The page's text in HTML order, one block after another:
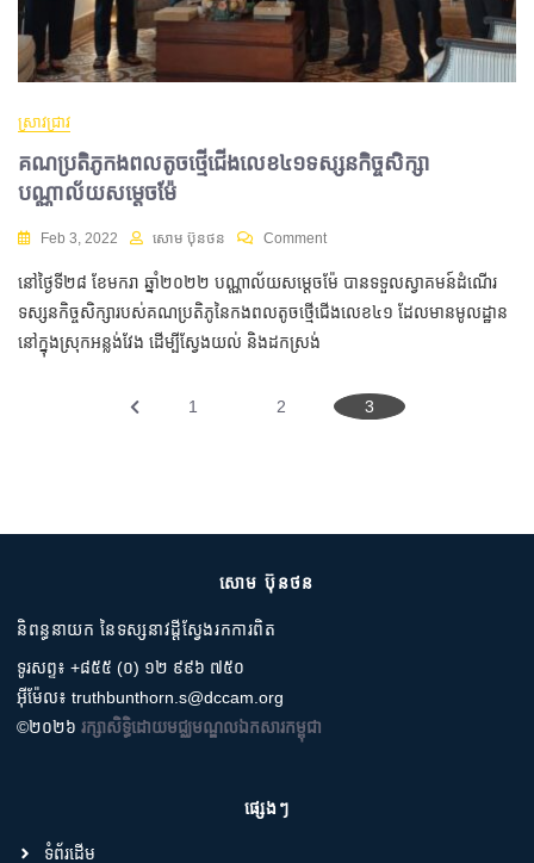
ស្រាវជ្រាវ
គណប្រតិភូកងពលតូចថ្មើជើងលេខ៤១ទស្សនកិច្ចសិក្សា
បណ្ណាល័យសម្តេចម៉ែ
Feb 3, 2022 សោម ប៊ុនថន Comment
នៅ​ថ្ងៃទី​២៨ ខែមករា ឆ្នាំ​២០២២ បណ្ណាល័យ​សម្តេចម៉ែ​ បាន​ទទួលស្វាគមន៍ដំណើរ
ទស្សនកិច្ចសិក្សា​​របស់​គណប្រតិភូនៃ​កងពលតូចថ្មើជើង​លេខ​៤១ ដែលមានមូលដ្ឋាន​
នៅ​ក្នុ​ងស្រុក​អន្លង់វែង ដើម្បី​ស្វែងយល់​ និង​ដកស្រង់​
1 2 3
សោម ប៊ុនថន
និពន្ធនាយក នៃទស្សនាវដ្តីស្វែងរកការពិត
ទូរសព្ទ៖ +៨៥៥ (០) ១២ ៩៩៦ ៧៥០
អ៊ីម៉ែល៖ truthbunthorn.s@dccam.org
©២០២៦ រក្សាសិទ្ធិដោយមជ្ឈមណ្ឌលឯកសារកម្ពុជា
ផ្សេងៗ
ទំព័រដើម